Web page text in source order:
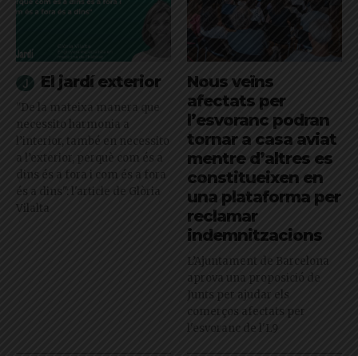
El jardí exterior
"De la mateixa manera que
necessito harmonia a
l’interior, també en necessito
a l’exterior, perquè com és a
dins és a fora i com és a fora
és a dins": l'article de Glòria
Vilalta
Nous veïns
afectats per
l’esvoranc podran
tornar a casa aviat
mentre d’altres es
constitueixen en
una plataforma per
reclamar
indemnitzacions
L’Ajuntament de Barcelona
aprova una proposició de
Junts per ajudar els
comerços afectats per
l'esvoranc de l'L9